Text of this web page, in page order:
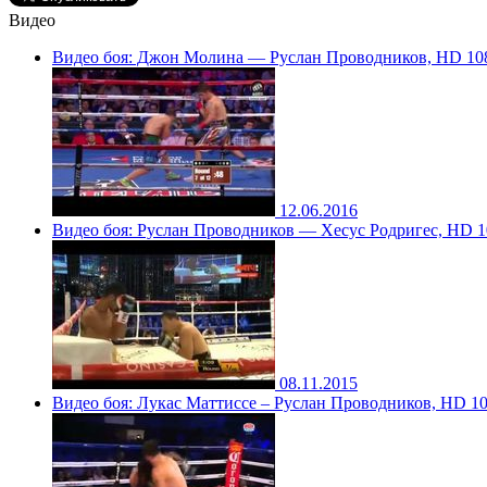
Видео
Видео боя: Джон Молина — Руслан Проводников, HD
12.06.2016
Видео боя: Руслан Проводников — Хесус Родригес, HD
08.11.2015
Видео боя: Лукас Маттиссе – Руслан Проводников, HD